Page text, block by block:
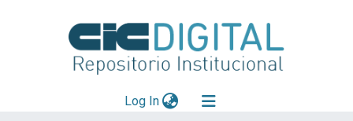
Log In(current)